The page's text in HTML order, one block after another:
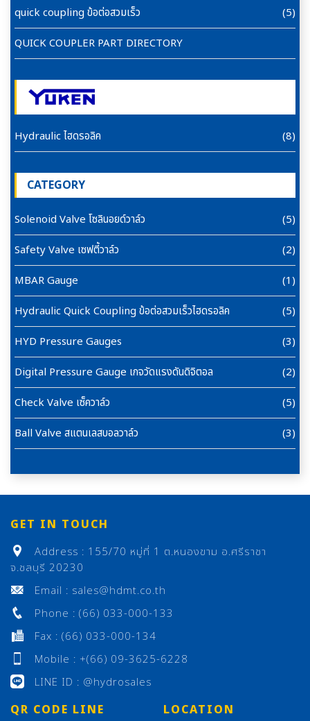
quick coupling ข้อต่อสวมเร็ว
(5)
QUICK COUPLER PART DIRECTORY
Hydraulic ไฮดรอลิค (8)
CATEGORY
Solenoid Valve โซลินอยด์วาล์ว
(5)
Safety Valve เซฟตี้วาล์ว
(2)
MBAR Gauge
(1)
Hydraulic Quick Coupling ข้อต่อสวมเร็วไฮดรอลิค
(5)
HYD Pressure Gauges
(3)
Digital Pressure Gauge เกจวัดแรงดันดิจิตอล
(2)
Check Valve เซ็ควาล์ว
(5)
Ball Valve สแตนเลสบอลวาล์ว
(3)
GET IN TOUCH
Address : 155/70 หมู่ที่ 1 ต.หนองขาม อ.ศรีราชา
จ.ชลบุรี 20230
Email : sales@hdmt.co.th
Phone : (66) 033-000-133
Fax : (66) 033-000-134
Mobile : +(66) 09-3625-6228
LINE ID : @hydrosales
QR CODE LINE LOCATION